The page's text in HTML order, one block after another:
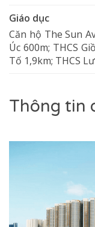
Giáo dục
Căn hộ The Sun
Úc 600m; THCS
Tố 1,9km; THCS
Thông tin